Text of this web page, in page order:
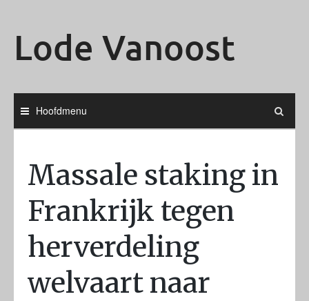
Lode Vanoost
Hoofdmenu
Massale staking in
Frankrijk tegen
herverdeling
welvaart naar